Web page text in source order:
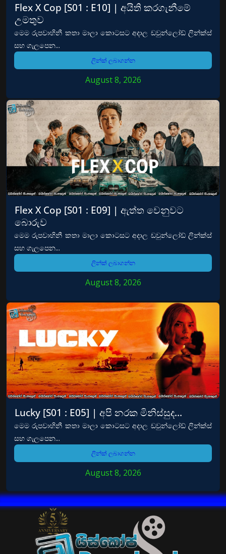
Flex X Cop [S01 : E10] | අයිති කරගැනීමේ
උමතුව
මෙම රුපවාහිනී කතා මාලා කොටසට අදාල ඩවුන්ලෝඩ් ලින්ක්ස්
සහ ගැලපෙන...
ලින්ක් ලබාගන්න
August 8, 2026
Flex X Cop [S01 : E09] | ඇත්ත වෙනුවට
බොරුව
මෙම රුපවාහිනී කතා මාලා කොටසට අදාල ඩවුන්ලෝඩ් ලින්ක්ස්
සහ ගැලපෙන...
ලින්ක් ලබාගන්න
August 8, 2026
Lucky [S01 : E05] | අපි නරක මිනිස්සුද…
මෙම රුපවාහිනී කතා මාලා කොටසට අදාල ඩවුන්ලෝඩ් ලින්ක්ස්
සහ ගැලපෙන...
ලින්ක් ලබාගන්න
August 8, 2026